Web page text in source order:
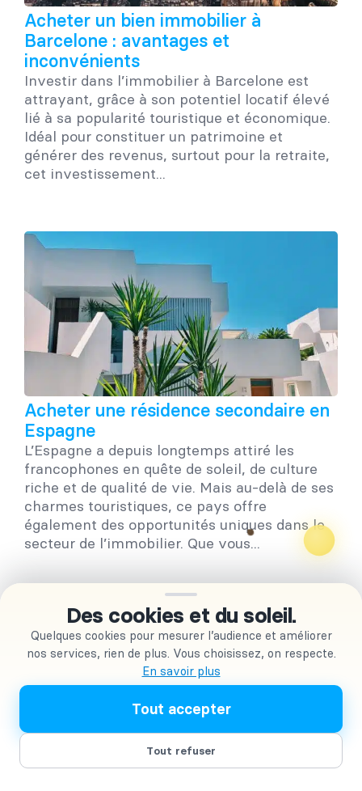
Des cookies et du soleil.
Quelques cookies pour mesurer l’audience et améliorer
nos services, rien de plus. Vous choisissez, on respecte.
En savoir plus
Tout accepter
Tout refuser
Acheter un bien immobilier à
Barcelone : avantages et
inconvénients
Investir dans l’immobilier à Barcelone est
attrayant, grâce à son potentiel locatif élevé
lié à sa popularité touristique et économique.
Idéal pour constituer un patrimoine et
générer des revenus, surtout pour la retraite,
cet investissement...
Acheter une résidence secondaire en
Espagne
L’Espagne a depuis longtemps attiré les
francophones en quête de soleil, de culture
riche et de qualité de vie. Mais au-delà de ses
charmes touristiques, ce pays offre
également des opportunités uniques dans le
secteur de l’immobilier. Que vous...